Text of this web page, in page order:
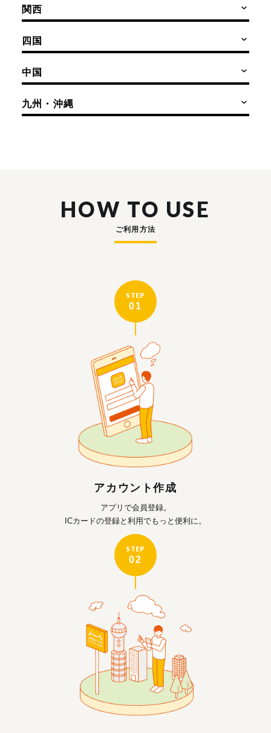
関西
四国
中国
九州・沖縄
HOW TO USE
ご利用方法
STEP
01
アカウント作成
アプリで会員登録。
ICカードの登録と利用でもっと便利に。
STEP
02